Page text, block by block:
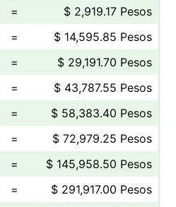
=
$ 2,919.17 Pesos
=
$ 14,595.85 Pesos
=
$ 29,191.70 Pesos
=
$ 43,787.55 Pesos
=
$ 58,383.40 Pesos
=
$ 72,979.25 Pesos
=
$ 145,958.50 Pesos
=
$ 291,917.00 Pesos